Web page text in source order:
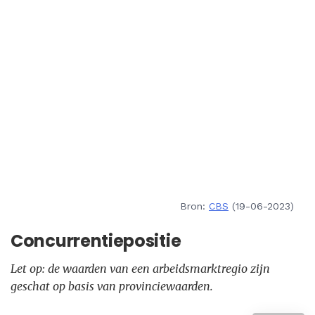
Bron: CBS (19-06-2023)
Concurrentiepositie
Let op: de waarden van een arbeidsmarktregio zijn
geschat op basis van provinciewaarden.